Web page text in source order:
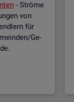
- Strö­me
von
für
Ge­